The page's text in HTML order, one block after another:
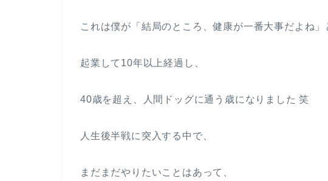
これは僕が「結局のところ、健康が一番大事だよね
起業して10年以上経過し、
40歳を超え、人間ドッグに通う歳になりました 笑
人生後半戦に突入する中で、
まだまだやりたいことはあって、